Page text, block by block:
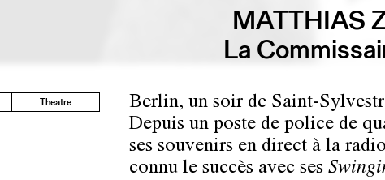
MATTHIAS
La
Theatre
Berlin, un soir de Saint-
Depuis un poste de police de
ses souvenirs en direct à la
connu le succès avec ses